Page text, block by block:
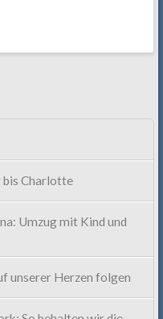
bis Charlotte
Umzug mit Kind und
unserer Herzen folgen